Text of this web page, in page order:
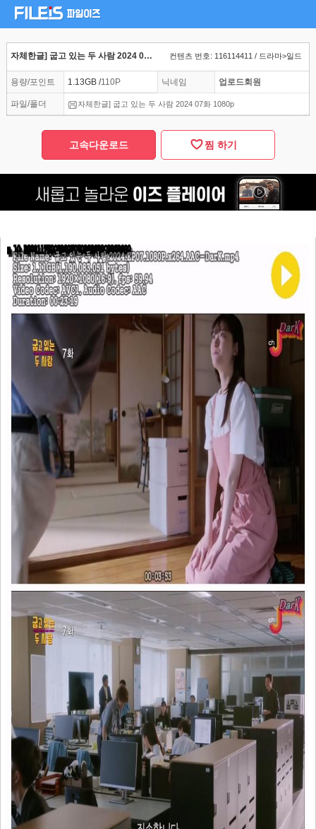
자체한글] 굽고 있는 두 사람 2024 07화 1080p 컨텐츠 번호: 116114411 / 드라마>일드
용량/포인트 1.13GB /110P 닉네임 업로드회원
파일/폴더 자체한글] 굽고 있는 두 사람 2024 07화 1080p
고속다운로드 찜 하기